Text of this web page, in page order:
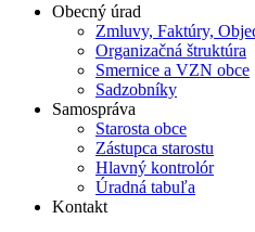
Obecný úrad
Zmluvy, Faktúry,
Organizačná štruktúra
Smernice a VZN obce
Sadzobníky
Samospráva
Starosta obce
Zástupca starostu
Hlavný kontrolór
Úradná tabuľa
Kontakt